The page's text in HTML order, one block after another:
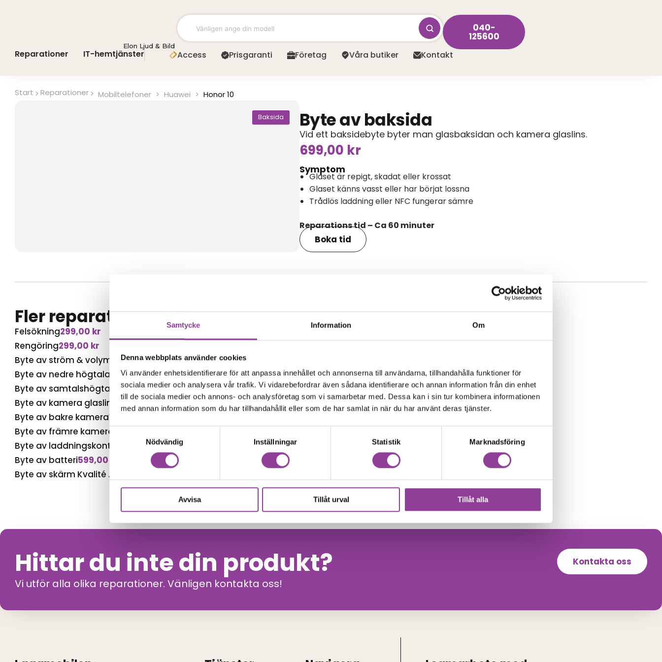
Samtycke Information Om
Denna webbplats använder cookies
Vi använder enhetsidentifierare för att anpassa innehållet och annonserna till användarna, tillhandahålla funktioner för
sociala medier och analysera vår trafik. Vi vidarebefordrar även sådana identifierare och annan information från din enhet
till de sociala medier och annons- och analysföretag som vi samarbetar med. Dessa kan i sin tur kombinera informationen
med annan information som du har tillhandahållit eller som de har samlat in när du har använt deras tjänster.
Samtyckesval
Nödvändig
Inställningar Statistik Marknadsföring
Avvisa Tillåt urval Tillåt alla
Elon Ljud & Bild
040-
125600
Reparationer IT-hemtjänster Access Prisgaranti Företag Våra butiker Kontakt
Start Reparationer Mobiltelefoner > Huawei > Honor 10
Baksida Byte av baksida
Vid ett baksidebyte byter man glasbaksidan och kamera glaslins.
699,00 kr
Symptom
Glaset är repigt, skadat eller krossat
Glaset känns vasst eller har börjat lossna
Trådlös laddning eller NFC fungerar sämre
Reparations tid – Ca 60 minuter
Boka tid
Fler reparationer för samma modell
Felsökning299,00 kr
Rengöring299,00 kr
Byte av ström & volym
499,00kr
Byte av nedre högtalare
599,00kr
Byte av samtalshögtalare499,00kr
Byte av kamera glaslins
499,00kr
Byte av bakre kamera1 099,00
Byte av främre kamera
Byte av laddningskontakt
699,00kr
Byte av batteri599,00
Byte av skärm Kvalité A (Original Display)
Hittar du inte din produkt?
Vi utför alla olika reparationer. Vänligen kontakta oss!
Kontakta oss